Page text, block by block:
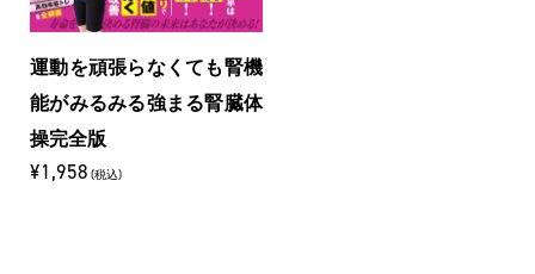
運動を頑張らなくても腎機
能がみるみる強まる腎臓体
操完全版
¥1,958 (税込)